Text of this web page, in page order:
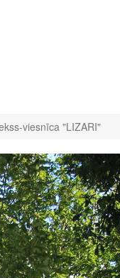
viesnīca "LIZARI"